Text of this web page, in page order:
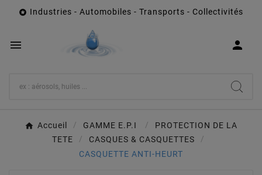
 Industries - Automobiles - Transports - Collectivités
 
Accueil GAMME E.P.I
PROTECTION DE LA
TETE
CASQUES & CASQUETTES
CASQUETTE ANTI-HEURT